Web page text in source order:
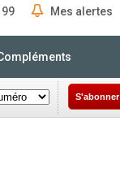
Mes alertes
S'abonner